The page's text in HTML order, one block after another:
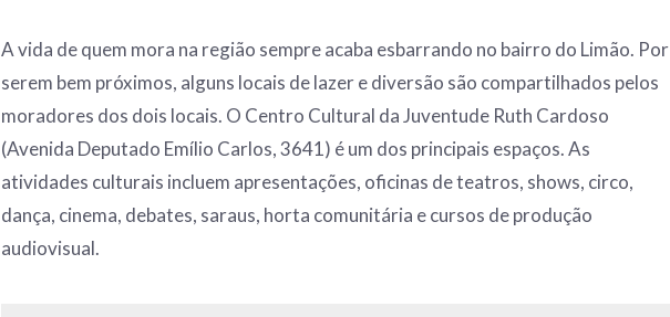
A vida de quem mora na região sempre acaba esbarrando no bairro do Limão. Por
serem bem próximos, alguns locais de lazer e diversão são compartilhados pelos
moradores dos dois locais. O Centro Cultural da Juventude Ruth Cardoso
(Avenida Deputado Emílio Carlos, 3641) é um dos principais espaços. As
atividades culturais incluem apresentações, oficinas de teatros, shows, circo,
dança, cinema, debates, saraus, horta comunitária e cursos de produção
audiovisual.